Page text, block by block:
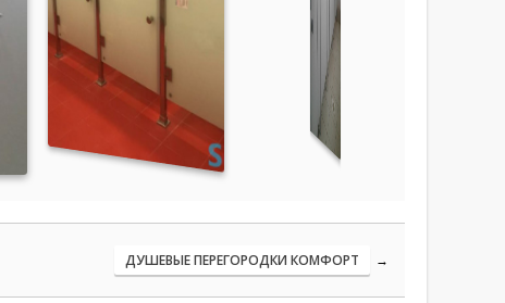
ДУШЕВЫЕ ПЕРЕГОРОДКИ КОМФОРТ →